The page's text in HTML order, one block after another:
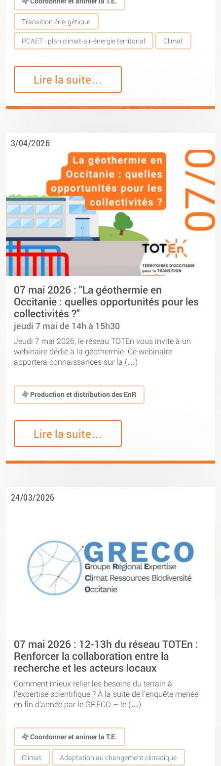
Transition énergétique
PCAET - plan climat-air-énergie territorial Climat
Lire la suite…
3/04/2026
07 mai 2026 : "La géothermie en
Occitanie : quelles opportunités pour les
collectivités ?"
jeudi 7 mai de 14h à 15h30
Jeudi 7 mai 2026, le réseau TOTEn vous invite à un
webinaire dédié à la géothermie. Ce webinaire
apportera connaissances sur la (…)
Production et distribution des EnR
Lire la suite…
24/03/2026
07 mai 2026 : 12-13h du réseau TOTEn :
Renforcer la collaboration entre la
recherche et les acteurs locaux
Comment mieux relier les besoins du terrain à
l’expertise scientifique ? À la suite de l’enquête menée
en fin d’année par le GRECO – le (…)
Coordonner et animer la T.E.
Climat Adaptation au changement climatique